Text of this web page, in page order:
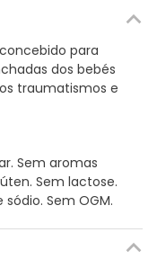
para
dos bebés
traumatismos e
Sem aromas
Sem lactose.
Sem OGM.